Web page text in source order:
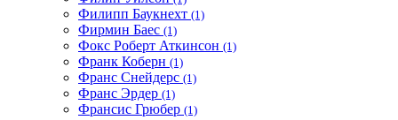
Филипп Баукнехт (1)
Фирмин Баес (1)
Фокс Роберт Аткинсон (1)
Франк Коберн (1)
Франс Снейдерс (1)
Франс Эрдер (1)
Франсис Грюбер (1)